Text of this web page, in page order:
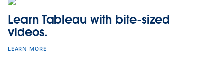
Learn Tableau with bite-sized
videos.
LEARN MORE